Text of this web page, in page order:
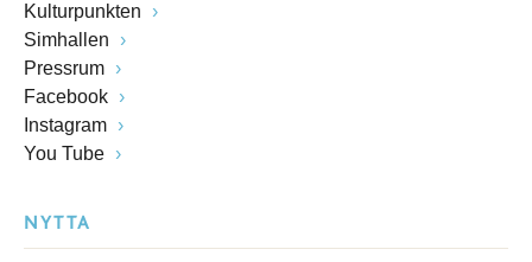
Kulturpunkten
Simhallen
Pressrum
Facebook
Instagram
You Tube
NYTTA